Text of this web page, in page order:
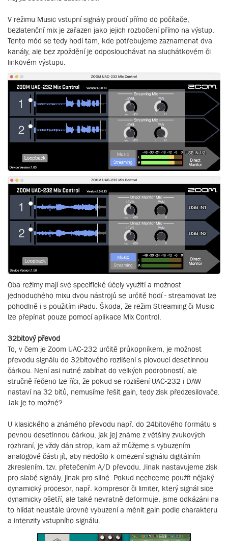
V režimu Music vstupní signály proudí přímo do počítače,
bezlatenční mix je zařazen jako jejich rozbočení přímo na výstup.
Tento mód se tedy hodí tam, kde potřebujeme zaznamenat dva
kanály, ale bez zpoždění je odposlouchávat na sluchátkovém či
linkovém výstupu.
Oba režimy mají své specifické účely využití a možnost
jednoduchého mixu dvou nástrojů se určitě hodí - streamovat lze
pohodlně i s použitím iPadu. Škoda, že režim Streaming či Music
lze přepínat pouze pomocí aplikace Mix Control.
32bitový převod
To, v čem je Zoom UAC-232 určitě průkopníkem, je možnost
převodu signálu do 32bitového rozlišení s plovoucí desetinnou
čárkou. Není asi nutné zabíhat do velkých podrobností, ale
stručně řečeno lze říci, že pokud se rozlišení UAC-232 i DAW
nastaví na 32 bitů, nemusíme řešit gain, tedy zisk předzesilovače.
Jak je to možné?
U klasického a známého převodu např. do 24bitového formátu s
pevnou desetinnou čárkou, jak jej známe z většiny zvukových
rozhraní, je vždy dán strop, kam až můžeme s vybuzením
analogové části jít, aby nedošlo k omezení signálu digitálním
zkreslením, tzv. přetečením A/D převodu. Jinak nastavujeme zisk
pro slabé signály, jinak pro silné. Pokud nechceme použít nějaký
dynamický procesor, např. kompresor či limiter, který signál sice
dynamicky ošetří, ale také nevratně deformuje, jsme odkázáni na
to hlídat neustále úrovně vybuzení a měnit gain podle charakteru
a intenzity vstupního signálu.